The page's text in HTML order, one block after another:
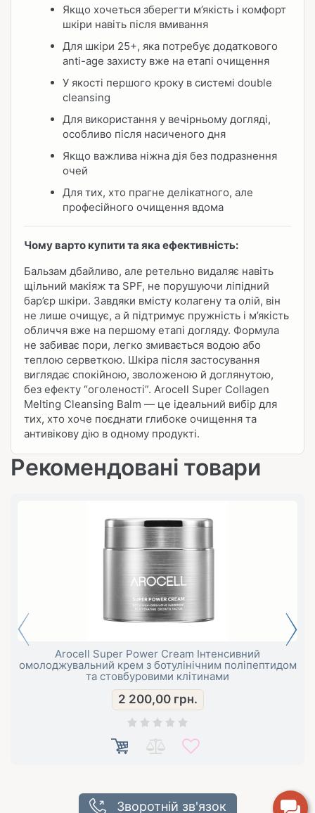
Якщо хочеться зберегти м’якість і комфорт
шкіри навіть після вмивання
Для шкіри 25+, яка потребує додаткового
anti-age захисту вже на етапі очищення
У якості першого кроку в системі double
cleansing
Для використання у вечірньому догляді,
особливо після насиченого дня
Якщо важлива ніжна дія без подразнення
очей
Для тих, хто прагне делікатного, але
професійного очищення вдома
Чому варто купити та яка ефективність:
Бальзам дбайливо, але ретельно видаляє навіть
щільний макіяж та SPF, не порушуючи ліпідний
бар’єр шкіри. Завдяки вмісту колагену та олій, він
не лише очищує, а й підтримує пружність і м’якість
обличчя вже на першому етапі догляду. Формула
не забиває пори, легко змивається водою або
теплою серветкою. Шкіра після застосування
виглядає спокійною, зволоженою й доглянутою,
без ефекту “оголеності”. Arocell Super Collagen
Melting Cleansing Balm — це ідеальний вибір для
тих, хто хоче поєднати глибоке очищення та
антивікову дію в одному продукті.
Рекомендовані товари
Arocell Super Power Cream Інтенсивний
омолоджувальний крем з ботулінічним поліпептидом
та стовбуровими клітинами
2 200,00 грн.
Зворотній зв'язок